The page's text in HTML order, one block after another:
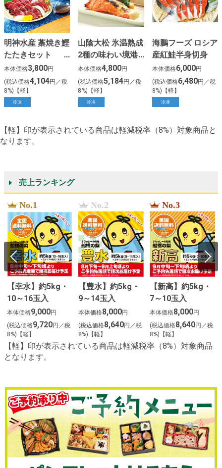
明神水産 藁焼き鰹
たたきセット
(塩・タレ付)
本体価格3,800円
(税込価格4,104円／税
8%)【軽】
冷凍
山陰大松 氷温熟成
2種の味わい境港
サーモンセット
本体価格4,800円
(税込価格5,184円／税
8%)【軽】
冷凍
海鵬フーズ ロシア
産紅鮭半身切身
本体価格6,000円
(税込価格6,480円／税
8%)【軽】
冷凍
【軽】印が表示されている商品は軽減税率（8%）対象商品と
なります。
売上ランキング
No.1
【幸水】約5kg・
10～16玉入
本体価格9,000円
(税込価格9,720円／税
8%)【軽】
No.2
【豊水】約5kg・
9～14玉入
本体価格8,000円
(税込価格8,640円／税
8%)【軽】
No.3
【新高】約5kg・
7～10玉入
本体価格8,000円
(税込価格8,640円／税
8%)【軽】
【軽】印が表示されている商品は軽減税率（8%）対象商品
となります。